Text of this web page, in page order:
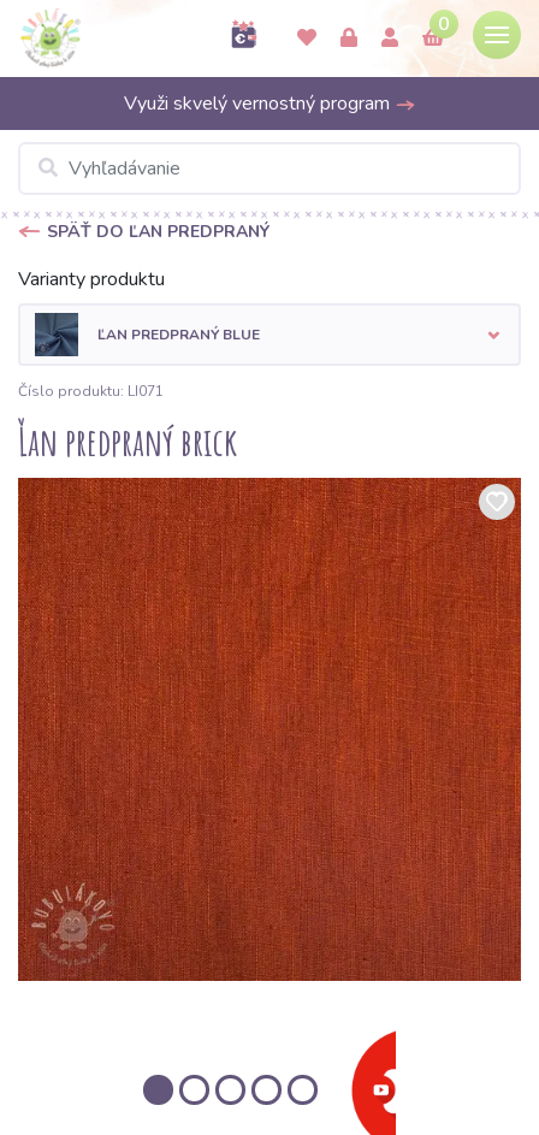
0
Využi skvelý vernostný program
SPÄŤ DO ĽAN PREDPRANÝ
Varianty produktu
ĽAN PREDPRANÝ BLUE
Číslo produktu: LI071
Ľan predpraný brick